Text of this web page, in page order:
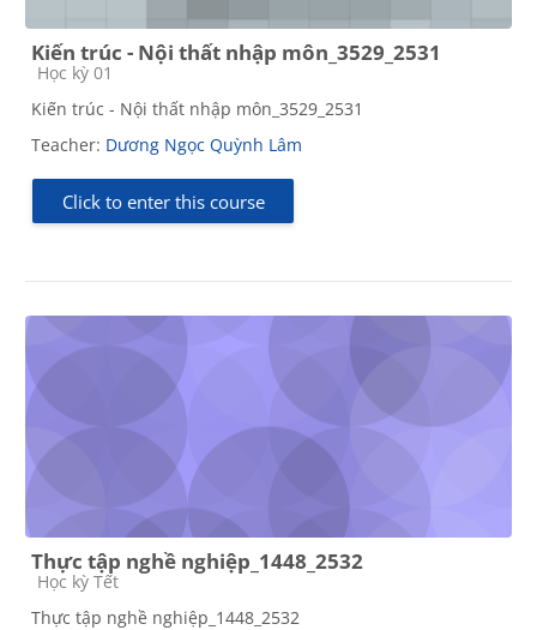
Kiến trúc - Nội thất nhập môn_3529_2531
Course category
Học kỳ 01
Kiến trúc - Nội thất nhập môn_3529_2531
Teacher: Dương Ngọc Quỳnh Lâm
Click to enter this course
Thực tập nghề nghiệp_1448_2532
Course category
Học kỳ Tết
Thực tập nghề nghiệp_1448_2532